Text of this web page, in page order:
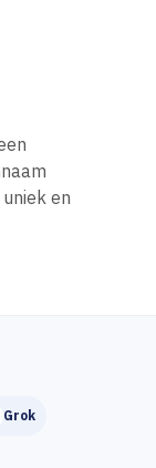
en
Grok